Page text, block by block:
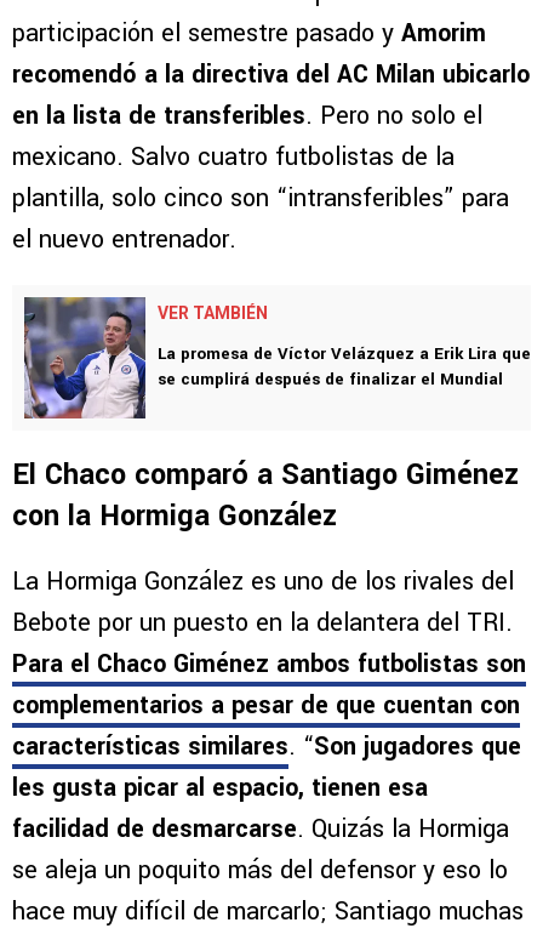
participación el semestre pasado y Amorim
recomendó a la directiva del AC Milan ubicarlo
en la lista de transferibles. Pero no solo el
mexicano. Salvo cuatro futbolistas de la
plantilla, solo cinco son “intransferibles” para
el nuevo entrenador.
VER TAMBIÉN
La promesa de Víctor Velázquez a Erik Lira que
se cumplirá después de finalizar el Mundial
El Chaco comparó a Santiago Giménez
con la Hormiga González
La Hormiga González es uno de los rivales del
Bebote por un puesto en la delantera del TRI.
Para el Chaco Giménez ambos futbolistas son
complementarios a pesar de que cuentan con
características similares. “Son jugadores que
les gusta picar al espacio, tienen esa
facilidad de desmarcarse. Quizás la Hormiga
se aleja un poquito más del defensor y eso lo
hace muy difícil de marcarlo; Santiago muchas